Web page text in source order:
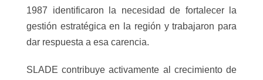
1987 identificaron la necesidad de fortalecer la
gestión estratégica en la región y trabajaron para
dar respuesta a esa carencia.
SLADE contribuye activamente al crecimiento de